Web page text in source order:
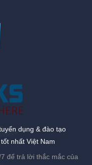
dụng & đào tạo
nhất Việt Nam
để trả lời thắc mắc của